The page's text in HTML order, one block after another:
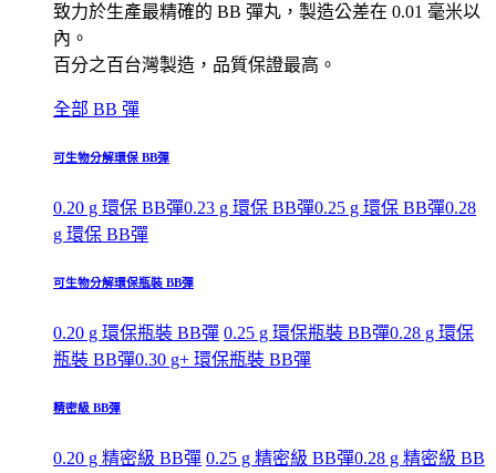
致力於生產最精確的 BB 彈丸，製造公差在 0.01 毫米以
內。
百分之百台灣製造，品質保證最高。
全部 BB 彈
可生物分解環保 BB彈
0.20 g 環保 BB彈0.23 g 環保 BB彈0.25 g 環保 BB彈0.28
g 環保 BB彈
可生物分解環保瓶裝 BB彈
0.20 g 環保瓶裝 BB彈 0.25 g 環保瓶裝 BB彈0.28 g 環保
瓶裝 BB彈0.30 g+ 環保瓶裝 BB彈
精密級 BB彈
0.20 g 精密級 BB彈 0.25 g 精密級 BB彈0.28 g 精密級 BB